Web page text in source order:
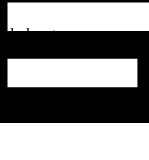
Aluminium